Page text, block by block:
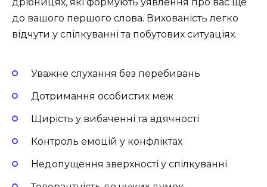
до вашого першого слова. Вихованість легко
відчути у спілкуванні та побутових ситуаціях.
Уважне слухання без перебивань
Дотримання особистих меж
Щирість у вибаченні та вдячності
Контроль емоцій у конфліктах
Недопущення зверхності у спілкуванні